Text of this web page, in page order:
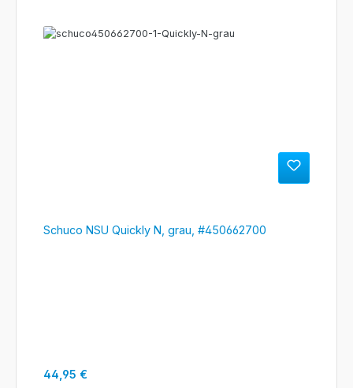
Schuco NSU Quickly N, grau, #450662700
Regulärer Preis:
44,95 €